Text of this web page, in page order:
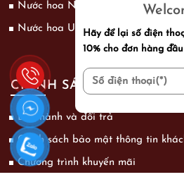
Nước hoa Nữ
Nước hoa Unisex
CHÍNH SÁCH
Bảo hành và đổi trả
Chính sách bảo mật thông tin
Chương trình khuyến mãi
Hãy để lại số điện
10% cho đơn hàng